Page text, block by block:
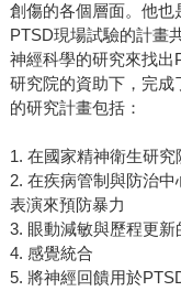
創傷的各個層面。他也
PTSD現場試驗的計畫
神經科學的研究來找出
研究院的資助下，完
的研究計畫包括：
1. 在國家精神衛生研
2. 在疾病管制與防治
表演來預防暴力
3. 眼動減敏與歷程更新
4. 感覺統合
5. 將神經回饋用於